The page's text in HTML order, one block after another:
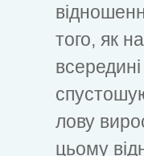
того, як
лову
цьому